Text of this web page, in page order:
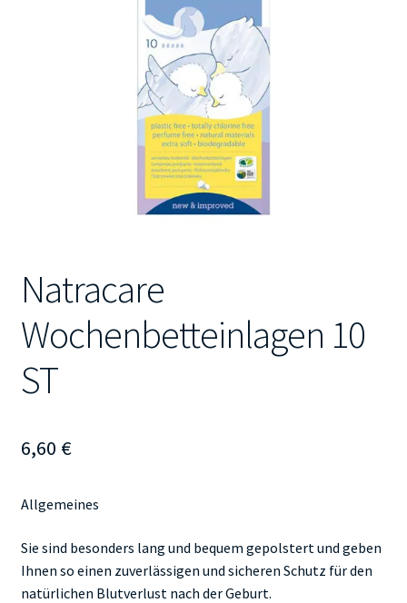
Natracare
Wochenbetteinlagen 10
ST
6,60 €
Allgemeines
Sie sind besonders lang und bequem gepolstert und geben
Ihnen so einen zuverlässigen und sicheren Schutz für den
natürlichen Blutverlust nach der Geburt.